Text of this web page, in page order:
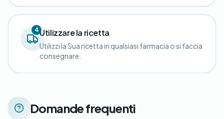
4Utilizzare la ricetta
Utilizzi la Sua ricetta in qualsiasi farmacia o si faccia
consegnare.
Domande frequenti